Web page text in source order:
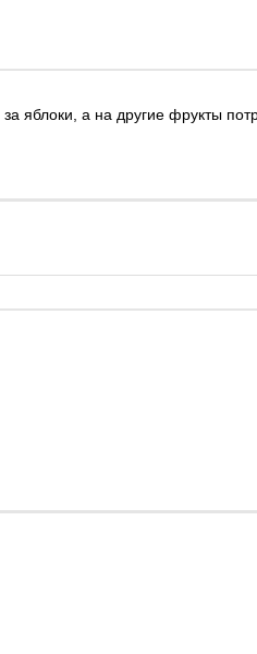
яблоки, а на другие фрукты